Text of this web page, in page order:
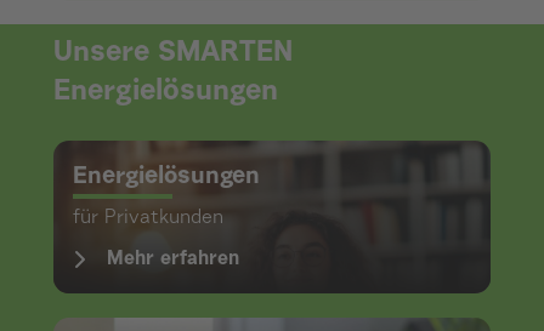
Unsere SMARTEN
Energielösungen
Energielösungen
für Privatkunden
Mehr erfahren